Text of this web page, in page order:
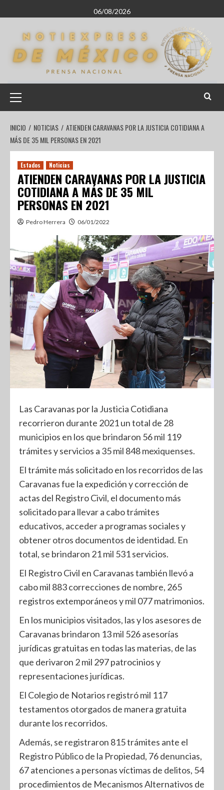
06/08/2026
INICIO NOTICIAS
ATIENDEN CARAVANAS POR LA JUSTICIA COTIDIANA A
MÁS DE 35 MIL PERSONAS EN 2021
Estados Noticias
ATIENDEN CARAVANAS POR LA JUSTICIA
COTIDIANA A MÁS DE 35 MIL
PERSONAS EN 2021
Pedro Herrera 06/01/2022
Las Caravanas por la Justicia Cotidiana
recorrieron durante 2021 un total de 28
municipios en los que brindaron 56 mil 119
trámites y servicios a 35 mil 848 mexiquenses.
El trámite más solicitado en los recorridos de las
Caravanas fue la expedición y corrección de
actas del Registro Civil, el documento más
solicitado para llevar a cabo trámites
educativos, acceder a programas sociales y
obtener otros documentos de identidad. En
total, se brindaron 21 mil 531 servicios.
El Registro Civil en Caravanas también llevó a
cabo mil 883 correcciones de nombre, 265
registros extemporáneos y mil 077 matrimonios.
En los municipios visitados, las y los asesores de
Caravanas brindaron 13 mil 526 asesorías
jurídicas gratuitas en todas las materias, de las
que derivaron 2 mil 297 patrocinios y
representaciones jurídicas.
El Colegio de Notarios registró mil 117
testamentos otorgados de manera gratuita
durante los recorridos.
Además, se registraron 815 trámites ante el
Registro Público de la Propiedad, 76 denuncias,
67 atenciones a personas víctimas de delitos, 54
procedimientos de Mecanismos Alternativos de